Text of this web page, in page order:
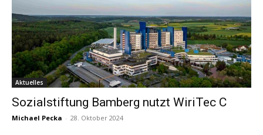
Aktuelles
Sozialstiftung Bamberg nutzt WiriTec C
Michael Pecka - 28. Oktober 2024